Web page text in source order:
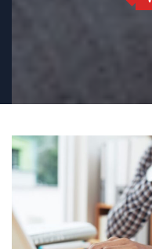
LENOVO THINKPAD